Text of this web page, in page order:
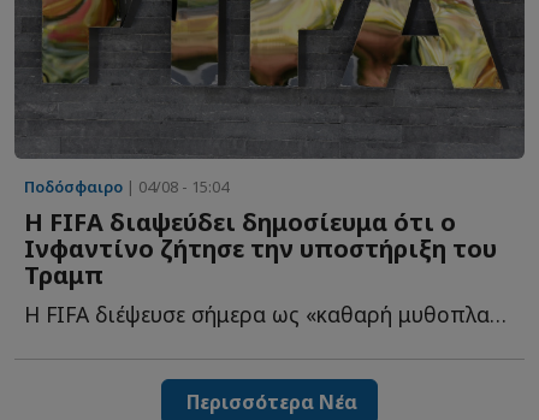
Ποδόσφαιρο | 04/08 - 15:04
Η FIFA διαψεύδει δημοσίευμα ότι ο
Ινφαντίνο ζήτησε την υποστήριξη του
Τραμπ
Η FIFA διέψευσε σήμερα ως «καθαρή μυθοπλασία» δημοσίευμα ό...
Περισσότερα Νέα